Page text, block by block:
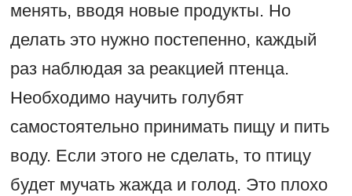
менять, вводя новые продукты. Но
делать это нужно постепенно, каждый
раз наблюдая за реакцией птенца.
Необходимо научить голубят
самостоятельно принимать пищу и пить
воду. Если этого не сделать, то птицу
будет мучать жажда и голод. Это плохо